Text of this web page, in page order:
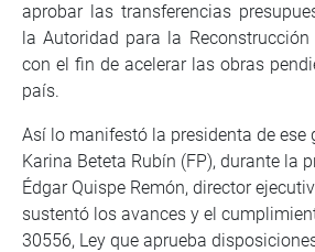
aprobar las transferencias
la Autoridad para la Reconstrucción
con el fin de acelerar las obras
país.
Así lo manifestó la presidenta de ese
Karina Beteta Rubín (FP), durante la
Édgar Quispe Remón, director
sustentó los avances y el
30556, Ley que aprueba